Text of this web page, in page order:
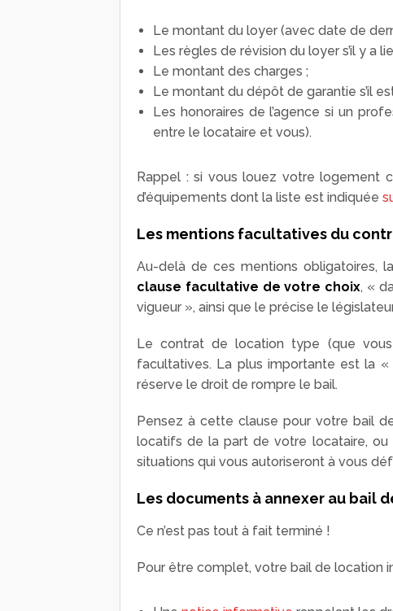
Le montant du loyer (avec date de
Les règles de révision du loyer s’il y a
Le montant des charges ;
Le montant du dépôt de garantie s’il
Les honoraires de l’agence si un
entre le locataire et vous).
Rappel : si vous louez votre logement
d’équipements dont la liste est indiquée
Les mentions facultatives du
Au-delà de ces mentions obligatoires,
clause facultative de votre choix, «
vigueur », ainsi que le précise le
Le contrat de location type (que vous
facultatives. La plus importante est la
réserve le droit de rompre le bail.
Pensez à cette clause pour votre bail
locatifs de la part de votre locataire, ou
situations qui vous autoriseront à vous
Les documents à annexer au bail
Ce n’est pas tout à fait terminé !
Pour être complet, votre bail de location